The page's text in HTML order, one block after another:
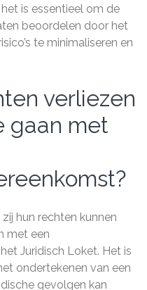
is essentieel om de
beoordelen door het
te minimaliseren en
verliezen
gaan met
hun rechten kunnen
met een
Juridisch Loket. Het is
ondertekenen van een
gevolgen kan